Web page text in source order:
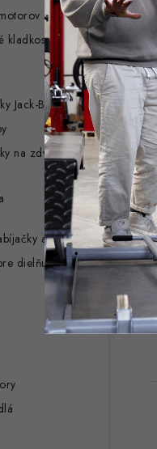
kladkostroje
Jack-Bag
na zdvihák a
a zdroje
dielňu